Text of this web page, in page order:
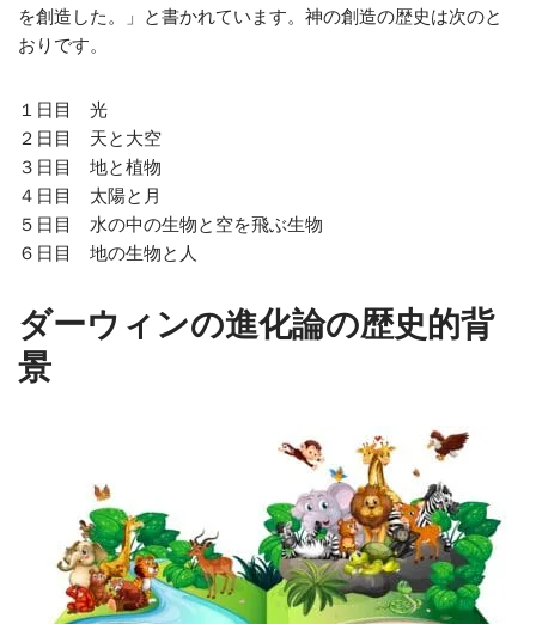
を創造した。」と書かれています。神の創造の歴史は次のと
おりです。
１日目 光
２日目 天と大空
３日目 地と植物
４日目 太陽と月
５日目 水の中の生物と空を飛ぶ生物
６日目 地の生物と人
ダーウィンの進化論の歴史的背
景